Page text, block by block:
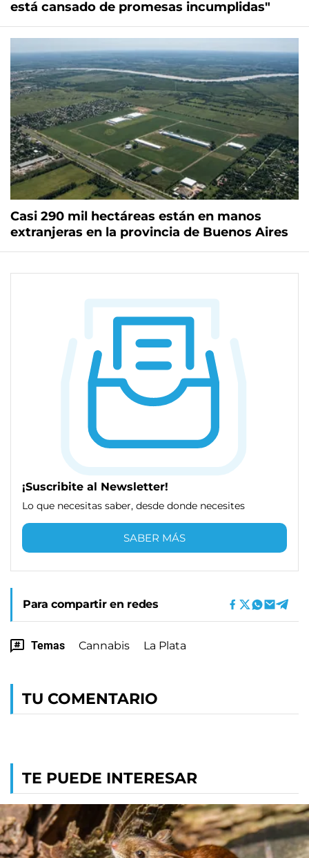
está cansado de promesas incumplidas"
Casi 290 mil hectáreas están en manos
extranjeras en la provincia de Buenos Aires
¡Suscribite al Newsletter!
Lo que necesitas saber, desde donde necesites
SABER MÁS
Para compartir en redes
Temas Cannabis La Plata
TU COMENTARIO
TE PUEDE INTERESAR